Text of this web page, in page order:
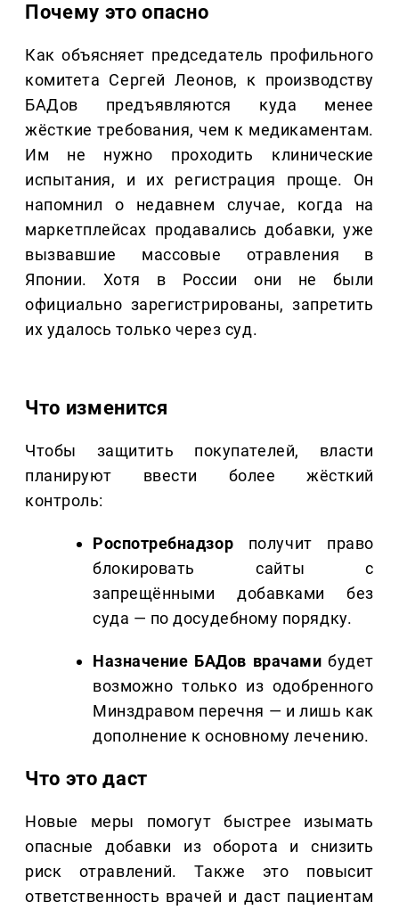
Почему это опасно
Как объясняет председатель профильного
комитета Сергей Леонов, к производству
БАДов предъявляются куда менее
жёсткие требования, чем к медикаментам.
Им не нужно проходить клинические
испытания, и их регистрация проще. Он
напомнил о недавнем случае, когда на
маркетплейсах продавались добавки, уже
вызвавшие массовые отравления в
Японии. Хотя в России они не были
официально зарегистрированы, запретить
их удалось только через суд.
Что изменится
Чтобы защитить покупателей, власти
планируют ввести более жёсткий
контроль:
Роспотребнадзор получит право
блокировать сайты с
запрещёнными добавками без
суда — по досудебному порядку.
Назначение БАДов врачами будет
возможно только из одобренного
Минздравом перечня — и лишь как
дополнение к основному лечению.
Что это даст
Новые меры помогут быстрее изымать
опасные добавки из оборота и снизить
риск отравлений. Также это повысит
ответственность врачей и даст пациентам